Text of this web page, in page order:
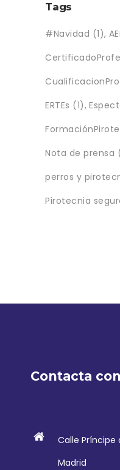
Tags
#Navidad (1)
ERTEs (1)
Nota de prensa
perros y
Pirotecnia
Contacta
Calle Príncipe
Madrid